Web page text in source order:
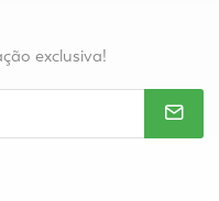
exclusiva!